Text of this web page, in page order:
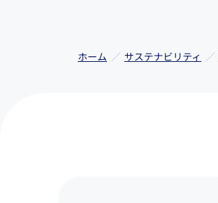
ホーム サステナビリティ